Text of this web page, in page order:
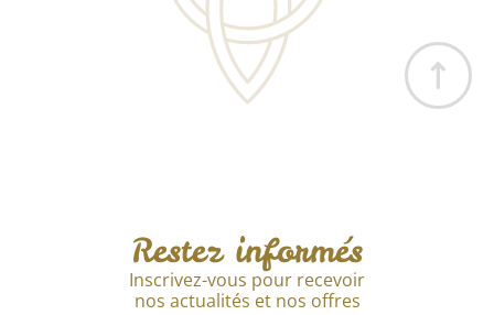
Restez informés
Inscrivez-vous pour recevoir
nos actualités et nos offres